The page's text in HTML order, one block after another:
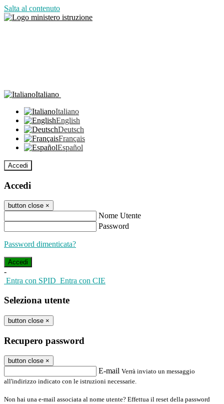
Salta al contenuto
Italiano
Italiano
English
Deutsch
Français
Español
Accedi
Accedi
button close ×
Nome Utente
Password
Password dimenticata?
-
Entra con SPID Entra con CIE
Seleziona utente
button close ×
Recupero password
button close ×
E-mail Verrà inviato un messaggio
all'indirizzo indicato con le istruzioni necessarie.
Non hai una e-mail associata al nome utente? Effettua il reset della password